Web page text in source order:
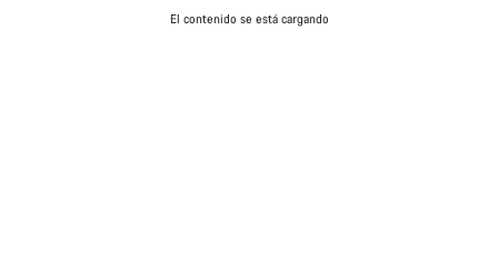
El contenido se está cargando